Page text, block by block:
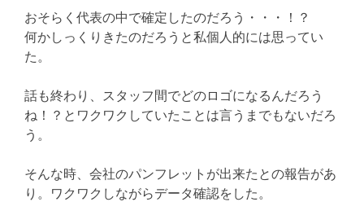
おそらく代表の中で確定したのだろう・・・！？
何かしっくりきたのだろうと私個人的には思ってい
た。
話も終わり、スタッフ間でどのロゴになるんだろう
ね！？とワクワクしていたことは言うまでもないだろ
う。
そんな時、会社のパンフレットが出来たとの報告があ
り。ワクワクしながらデータ確認をした。